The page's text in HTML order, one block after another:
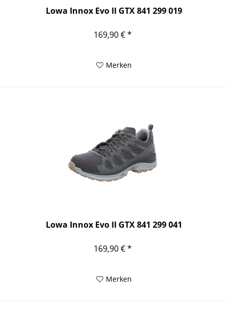
Lowa Innox Evo II GTX 841 299 019
169,90 € *
Merken
Lowa Innox Evo II GTX 841 299 041
169,90 € *
Merken